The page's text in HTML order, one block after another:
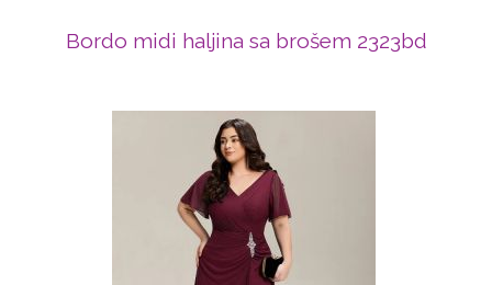
Bordo midi haljina sa brošem 2323bd